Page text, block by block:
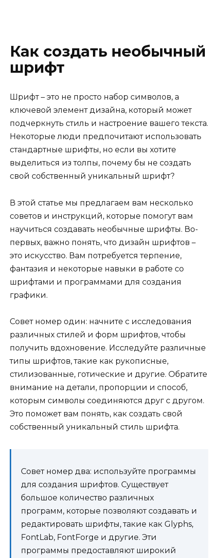
Как создать необычный
шрифт
Шрифт – это не просто набор символов, а
ключевой элемент дизайна, который может
подчеркнуть стиль и настроение вашего текста.
Некоторые люди предпочитают использовать
стандартные шрифты, но если вы хотите
выделиться из толпы, почему бы не создать
свой собственный уникальный шрифт?
В этой статье мы предлагаем вам несколько
советов и инструкций, которые помогут вам
научиться создавать необычные шрифты. Во-
первых, важно понять, что дизайн шрифтов –
это искусство. Вам потребуется терпение,
фантазия и некоторые навыки в работе со
шрифтами и программами для создания
графики.
Совет номер один: начните с исследования
различных стилей и форм шрифтов, чтобы
получить вдохновение. Исследуйте различные
типы шрифтов, такие как рукописные,
стилизованные, готические и другие. Обратите
внимание на детали, пропорции и способ,
которым символы соединяются друг с другом.
Это поможет вам понять, как создать свой
собственный уникальный стиль шрифта.
Совет номер два: используйте программы
для создания шрифтов. Существует
большое количество различных
программ, которые позволяют создавать и
редактировать шрифты, такие как Glyphs,
FontLab, FontForge и другие. Эти
программы предоставляют широкий